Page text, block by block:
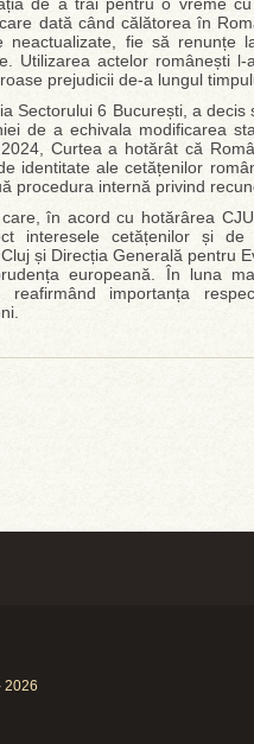
dată când călătorea în
fie să renunțe
Utilizarea actelor românești
prejudicii de-a lungul
Sectorului 6 București, a
de a echivala modificarea
Curtea a hotărât că
identitate ale cetățenilor
procedura internă privind
în acord cu hotărârea
interesele cetățenilor și de
și Direcția Generală pentru
europeană. În luna
importanța
2026